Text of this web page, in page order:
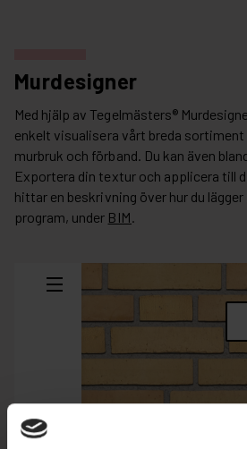
Murdesigner
Med hjälp av Tegelmästers®
enkelt visualisera vårt breda sortiment
murbruk och förband. Du kan även
Exportera din textur och applicera till
hittar en beskrivning över hur du
program, under BIM.